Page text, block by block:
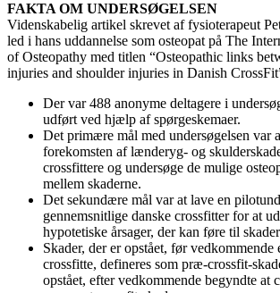
FAKTA OM UNDERSØGELSEN
Videnskabelig artikel skrevet af fysioterapeut
led i hans uddannelse som osteopat på The
of Osteopathy med titlen “Osteopathic links
injuries and shoulder injuries in Danish
Der var 488 anonyme deltagere i
udført ved hjælp af spørgeskemaer.
Det primære mål med undersøgelsen var
forekomsten af lænderyg- og
crossfittere og undersøge de mulige
mellem skaderne.
Det sekundære mål var at lave en
gennemsnitlige danske crossfitter for at
hypotetiske årsager, der kan føre til
Skader, der er opstået, før vedkommende
crossfitte, defineres som præ-crossfit-
opstået, efter vedkommende begyndte at